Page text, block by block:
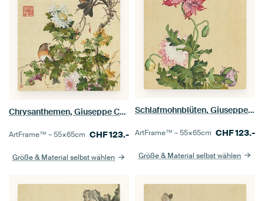
Chrysanthemen, Giuseppe Castiglione
ArtFrame™ –55×65cm CHF123.-
Größe & Material selbst wählen
Schlafmohnblüten, Giuseppe Castiglione
ArtFrame™ –55×65cm CHF123.-
Größe & Material selbst wählen